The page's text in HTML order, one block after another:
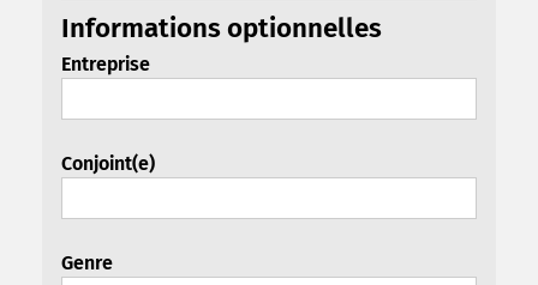
Informations optionnelles
Entreprise
Conjoint(e)
Genre